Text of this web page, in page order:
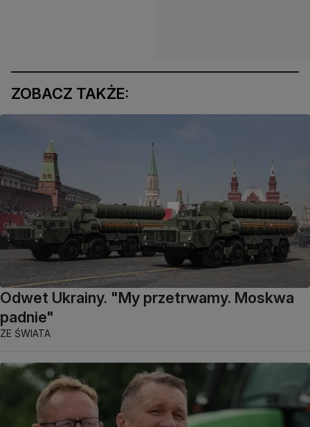
ZOBACZ TAKŻE:
Odwet Ukrainy. "My przetrwamy. Moskwa
padnie"
ZE ŚWIATA